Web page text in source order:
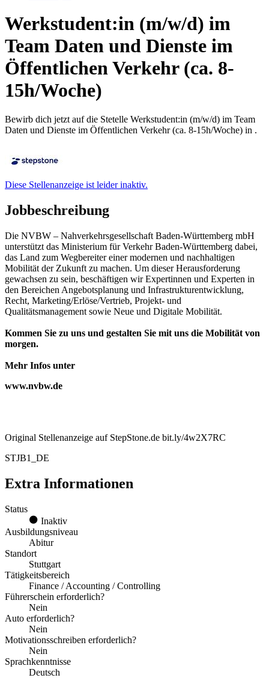
Werkstudent:in (m/w/d) im
Team Daten und Dienste im
Öffentlichen Verkehr (ca. 8-
15h/Woche)
Bewirb dich jetzt auf die Stetelle Werkstudent:in (m/w/d) im Team
Daten und Dienste im Öffentlichen Verkehr (ca. 8-15h/Woche) in .
Diese Stellenanzeige ist leider inaktiv.
Jobbeschreibung
Die NVBW – Nahverkehrsgesellschaft Baden-Württemberg mbH
unterstützt das Ministerium für Verkehr Baden-Württemberg dabei,
das Land zum Wegbereiter einer modernen und nachhaltigen
Mobilität der Zukunft zu machen. Um dieser Herausforderung
gewachsen zu sein, beschäftigen wir Expertinnen und Experten in
den Bereichen Angebotsplanung und Infrastrukturentwicklung,
Recht, Marketing/Erlöse/Vertrieb, Projekt- und
Qualitätsmanagement sowie Neue und Digitale Mobilität.
Kommen Sie zu uns und gestalten Sie mit uns die Mobilität von
morgen.
Mehr Infos unter
www.nvbw.de
Original Stellenanzeige auf StepStone.de bit.ly/4w2X7RC
STJB1_DE
Extra Informationen
Status
Inaktiv
Ausbildungsniveau
Abitur
Standort
Stuttgart
Tätigkeitsbereich
Finance / Accounting / Controlling
Führerschein erforderlich?
Nein
Auto erforderlich?
Nein
Motivationsschreiben erforderlich?
Nein
Sprachkenntnisse
Deutsch